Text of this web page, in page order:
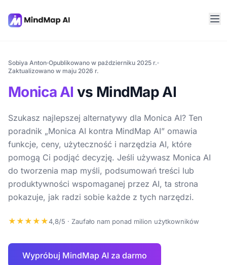
Sobiya Anton Opublikowano w październiku 2025 r.
Zaktualizowano w maju 2026 r.
Monica AI vs MindMap AI
Szukasz najlepszej alternatywy dla Monica AI? Ten
poradnik „Monica AI kontra MindMap AI” omawia
funkcje, ceny, użyteczność i narzędzia AI, które
pomogą Ci podjąć decyzję. Jeśli używasz Monica AI
do tworzenia map myśli, podsumowań treści lub
produktywności wspomaganej przez AI, ta strona
pokazuje, jak radzi sobie każde z tych narzędzi.
★★★★★4,8/5 · Zaufało nam ponad milion użytkowników
Wypróbuj MindMap AI za darmo